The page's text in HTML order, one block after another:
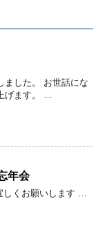
ました。 お世話にな
げます。 …
年会
くお願いします …